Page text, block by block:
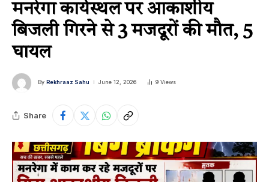
मनरेगा कार्यस्थल पर आकाशीय
बिजली गिरने से 3 मजदूरों की मौत, 5
घायल
By Rekhraaz Sahu June 12, 2026 9 Views
Share